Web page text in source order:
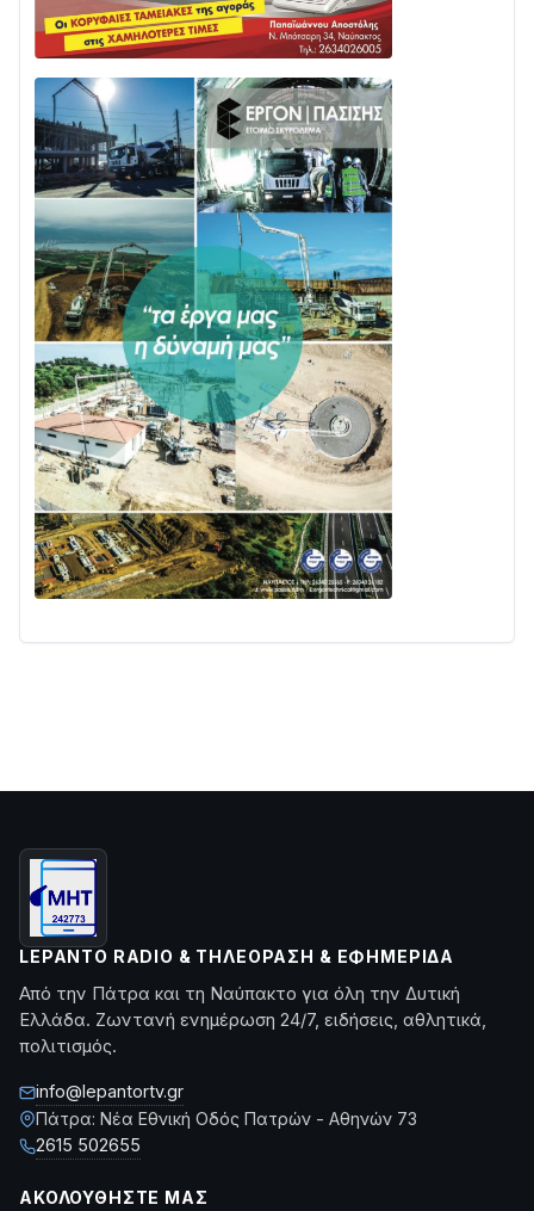
LEPANTO RADIO & ΤΗΛΕΌΡΑΣΗ & ΕΦΗΜΕΡΊΔΑ
Από την Πάτρα και τη Ναύπακτο για όλη την Δυτική
Ελλάδα. Ζωντανή ενημέρωση 24/7, ειδήσεις, αθλητικά,
πολιτισμός.
info@lepantortv.gr
Πάτρα: Νέα Εθνική Οδός Πατρών - Αθηνών 73
2615 502655
ΑΚΟΛΟΥΘΉΣΤΕ ΜΑΣ